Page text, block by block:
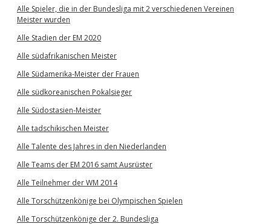
Alle Spieler, die in der Bundesliga mit 2 verschiedenen Vereinen
Meister wurden
Alle Stadien der EM 2020
Alle südafrikanischen Meister
Alle Südamerika-Meister der Frauen
Alle südkoreanischen Pokalsieger
Alle Südostasien-Meister
Alle tadschikischen Meister
Alle Talente des Jahres in den Niederlanden
Alle Teams der EM 2016 samt Ausrüster
Alle Teilnehmer der WM 2014
Alle Torschützenkönige bei Olympischen Spielen
Alle Torschützenkönige der 2. Bundesliga